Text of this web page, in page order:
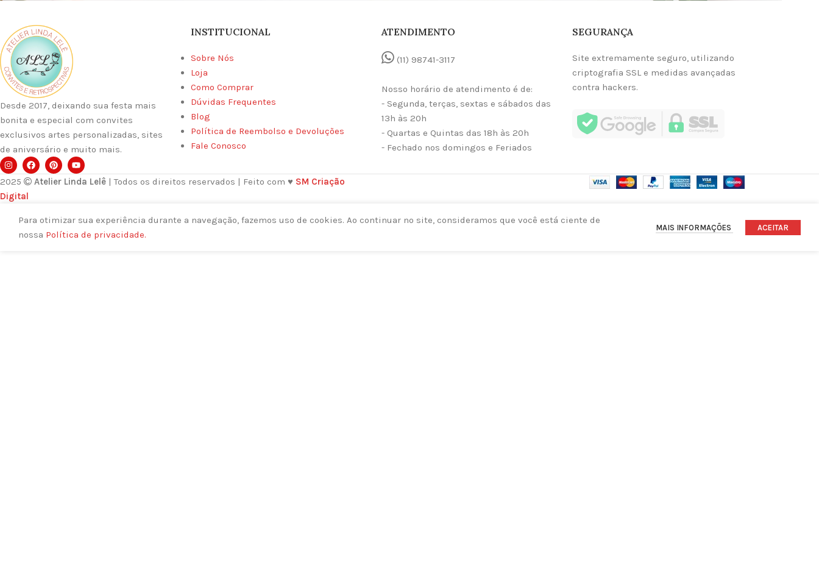
Desde 2017, deixando sua festa mais
bonita e especial com convites
exclusivos artes personalizadas, sites
de aniversário e muito mais.
INSTITUCIONAL
Sobre Nós
Loja
Como Comprar
Dúvidas Frequentes
Blog
Política de Reembolso e Devoluções
Fale Conosco
ATENDIMENTO
(11) 98741-3117
Nosso horário de atendimento é de:
- Segunda, terças, sextas e sábados das
13h às 20h
- Quartas e Quintas das 18h às 20h
- Fechado nos domingos e Feriados
SEGURANÇA
Site extremamente seguro, utilizando
criptografia SSL e medidas avançadas
contra hackers.
2025 Atelier Linda Lelê | Todos os direitos reservados | Feito com ♥ SM Criação
Digital
Para otimizar sua experiência durante a navegação, fazemos uso de cookies. Ao continuar no site, consideramos que você está ciente de
nossa Política de privacidade.
MAIS INFORMAÇÕES ACEITAR